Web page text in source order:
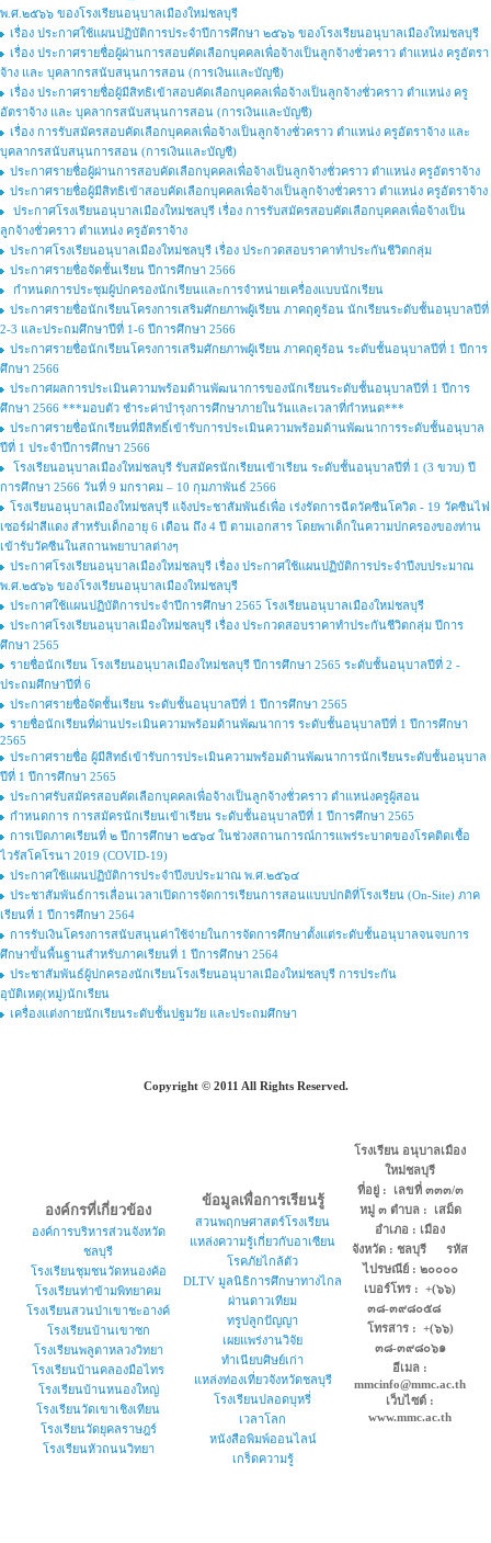
พ.ศ.๒๕๖๖ ของโรงเรียนอนุบาลเมืองใหม่ชลบุรี
เรื่อง ประกาศใช้แผนปฏิบัติการประจำปีการศึกษา ๒๕๖๖ ของโรงเรียนอนุบาลเมืองใหม่ชลบุรี
เรื่อง ประกาศรายชื่อผู้ผ่านการสอบคัดเลือกบุคคลเพื่อจ้างเป็นลูกจ้างชั่วคราว ตําแหน่ง ครูอัตรา
จ้าง และ บุคลากรสนับสนุนการสอน (การเงินและบัญชี)
เรื่อง ประกาศรายชื่อผู้มีสิทธิเข้าสอบคัดเลือกบุคคลเพื่อจ้างเป็นลูกจ้างชั่วคราว ตำแหน่ง ครู
อัตราจ้าง และ บุคลากรสนับสนุนการสอน (การเงินและบัญชี)
เรื่อง การรับสมัครสอบคัดเลือกบุคคลเพื่อจ้างเป็นลูกจ้างชั่วคราว ตำแหน่ง ครูอัตราจ้าง และ
บุคลากรสนับสนุนการสอน (การเงินและบัญชี)
ประกาศรายชื่อผู้ผ่านการสอบคัดเลือกบุคคลเพื่อจ้างเป็นลูกจ้างชั่วคราว ตำแหน่ง ครูอัตราจ้าง
ประกาศรายชื่อผู้มีสิทธิเข้าสอบคัดเลือกบุคคลเพื่อจ้างเป็นลูกจ้างชั่วคราว ตำแหน่ง ครูอัตราจ้าง
ประกาศโรงเรียนอนุบาลเมืองใหม่ชลบุรี เรื่อง การรับสมัครสอบคัดเลือกบุคคลเพื่อจ้างเป็น
ลูกจ้างชั่วคราว ตำแหน่ง ครูอัตราจ้าง
ประกาศโรงเรียนอนุบาลเมืองใหม่ชลบุรี เรื่อง ประกวดสอบราคาทำประกันชีวิตกลุ่ม
ประกาศรายชื่อจัดชั้นเรียน ปีการศึกษา 2566
กำหนดการประชุมผู้ปกครองนักเรียนและการจำหน่ายเครื่องแบบนักเรียน
ประกาศรายชื่อนักเรียนโครงการเสริมศักยภาพผู้เรียน ภาคฤดูร้อน นักเรียนระดับชั้นอนุบาลปีที่
2-3 และประถมศึกษาปีที่ 1-6 ปีการศึกษา 2566
ประกาศรายชื่อนักเรียนโครงการเสริมศักยภาพผู้เรียน ภาคฤดูร้อน ระดับชั้นอนุบาลปีที่ 1 ปีการ
ศึกษา 2566
ประกาศผลการประเมินความพร้อมด้านพัฒนาการของนักเรียนระดับชั้นอนุบาลปีที่ 1 ปีการ
ศึกษา 2566 ***มอบตัว ชำระค่าบำรุงการศึกษาภายในวันและเวลาที่กำหนด***
ประกาศรายชื่อนักเรียนที่มีสิทธิ์เข้ารับการประเมินความพร้อมด้านพัฒนาการระดับชั้นอนุบาล
ปีที่ 1 ประจำปีการศึกษา 2566
โรงเรียนอนุบาลเมืองใหม่ชลบุรี รับสมัครนักเรียนเข้าเรียน ระดับชั้นอนุบาลปีที่ 1 (3 ขวบ) ปี
การศึกษา 2566 วันที่ 9 มกราคม – 10 กุมภาพันธ์ 2566
โรงเรียนอนุบาลเมืองใหม่ชลบุรี แจ้งประชาสัมพันธ์เพื่อ เร่งรัดการฉีดวัคซีนโควิด - 19 วัคซีนไฟ
เซอร์ฝาสีแดง สำหรับเด็กอายุ 6 เดือน ถึง 4 ปี ตามเอกสาร โดยพาเด็กในความปกครองของท่าน
เข้ารับวัคซีนในสถานพยาบาลต่างๆ
ประกาศโรงเรียนอนุบาลเมืองใหม่ชลบุรี เรื่อง ประกาศใช้แผนปฏิบัติการประจำปีงบประมาณ
พ.ศ.๒๕๖๖ ของโรงเรียนอนุบาลเมืองใหม่ชลบุรี
ประกาศใช้แผนปฏิบัติการประจำปีการศึกษา 2565 โรงเรียนอนุบาลเมืองใหม่ชลบุรี
ประกาศโรงเรียนอนุบาลเมืองใหม่ชลบุรี เรื่อง ประกวดสอบราคาทำประกันชีวิตกลุ่ม ปีการ
ศึกษา 2565
รายชื่อนักเรียน โรงเรียนอนุบาลเมืองใหม่ชลบุรี ปีการศึกษา 2565 ระดับชั้นอนุบาลปีที่ 2 -
ประถมศึกษาปีที่ 6
ประกาศรายชื่อจัดชั้นเรียน ระดับชั้นอนุบาลปีที่ 1 ปีการศึกษา 2565
รายชื่อนักเรียนที่ผ่านประเมินความพร้อมด้านพัฒนาการ ระดับชั้นอนุบาลปีที่ 1 ปีการศึกษา
2565
ประกาศรายชื่อ ผู้มีสิทธ์เข้ารับการประเมินความพร้อมด้านพัฒนาการนักเรียนระดับชั้นอนุบาล
ปีที่ 1 ปีการศึกษา 2565
ประกาศรับสมัครสอบคัดเลือกบุคคลเพื่อจ้างเป็นลูกจ้างชั่วคราว ตำแหน่งครูผู้สอน
กำหนดการ การสมัครนักเรียนเข้าเรียน ระดับชั้นอนุบาลปีที่ 1 ปีการศึกษา 2565
การเปิดภาคเรียนที่ ๒ ปีการศึกษา ๒๕๖๔ ในช่วงสถานการณ์การแพร่ระบาดของโรคติดเชื้อ
ไวรัสโคโรนา 2019 (COVID-19)
ประกาศใช้แผนปฏิบัติการประจำปีงบประมาณ พ.ศ.๒๕๖๔
ประชาสัมพันธ์การเลื่อนเวลาเปิดการจัดการเรียนการสอนแบบปกติที่โรงเรียน (On-Site) ภาค
เรียนที่ 1 ปีการศึกษา 2564
การรับเงินโครงการสนับสนุนค่าใช้จ่ายในการจัดการศึกษาตั้งแต่ระดับชั้นอนุบาลจนจบการ
ศึกษาขั้นพื้นฐานสำหรับภาคเรียนที่ 1 ปีการศึกษา 2564
ประชาสัมพันธ์ผู้ปกครองนักเรียนโรงเรียนอนุบาลเมืองใหม่ชลบุรี การประกัน
อุบัติเหตุ(หมู่)นักเรียน
เครื่องแต่งกายนักเรียนระดับชั้นปฐมวัย และประถมศึกษา
Copyright © 2011 All Rights Reserved.
องค์กรที่เกี่ยวข้อง
องค์การบริหารส่วนจังหวัด
ชลบุรี
โรงเรียนชุมชนวัดหนองค้อ
โรงเรียนท่าข้ามพิทยาคม
โรงเรียนสวนป่าเขาชะอางค์
โรงเรียนบ้านเขาซก
โรงเรียนพลูตาหลวงวิทยา
โรงเรียนบ้านคลองมือไทร
โรงเรียนบ้านหนองใหญ่
โรงเรียนวัดเขาเชิงเทียน
โรงเรียนวัดยุคลราษฎร์
โรงเรียนหัวถนนวิทยา
ข้อมูลเพื่อการเรียนรู้
สวนพฤกษศาสตร์โรงเรียน
แหล่งความรู้เกี่ยวกับอาเซียน
โรคภัยไกล้ตัว
DLTV มูลนิธิการศึกษาทางไกล
ผ่านดาวเทียม
ทรูปลูกปัญญา
เผยแพร่งานวิจัย
ทำเนียบศิษย์เก่า
แหล่งท่องเที่ยวจังหวัดชลบุรี
โรงเรียนปลอดบุหรี่
เวลาโลก
หนังสือพิมพ์ออนไลน์
เกร็ดความรู้
โรงเรียน อนุบาลเมือง
ใหม่ชลบุรี
ที่อยู่ : เลขที่ ๓๓๓/๓
หมู่ ๓ ตำบล : เสม็ด
อำเภอ : เมือง
จังหวัด : ชลบุรี รหัส
ไปรษณีย์ : ๒๐๐๐๐
เบอร์โทร : +(๖๖)
๓๘-๓๙๘๐๕๘
โทรสาร : +(๖๖)
๓๘-๓๙๘๐๖๑
อีเมล :
mmcinfo@mmc.ac.th
เว็บไซต์ :
www.mmc.ac.th